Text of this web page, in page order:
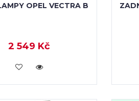
OPEL VECTRA B
2 549 Kč
KOUPIT